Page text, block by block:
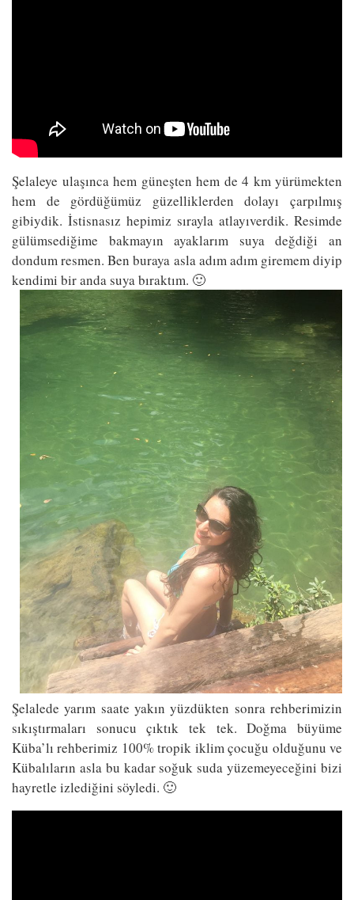
Şelaleye ulaşınca hem güneşten hem de 4 km yürümekten
hem de gördüğümüz güzelliklerden dolayı çarpılmış
gibiydik. İstisnasız hepimiz sırayla atlayıverdik. Resimde
gülümsediğime bakmayın ayaklarım suya değdiği an
dondum resmen. Ben buraya asla adım adım giremem diyip
kendimi bir anda suya bıraktım. 🙂
Şelalede yarım saate yakın yüzdükten sonra rehberimizin
sıkıştırmaları sonucu çıktık tek tek. Doğma büyüme
Küba’lı rehberimiz 100% tropik iklim çocuğu olduğunu ve
Kübalıların asla bu kadar soğuk suda yüzemeyeceğini bizi
hayretle izlediğini söyledi. 🙂